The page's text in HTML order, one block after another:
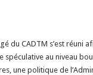
du CADTM s’est réuni
au niveau
une politique de